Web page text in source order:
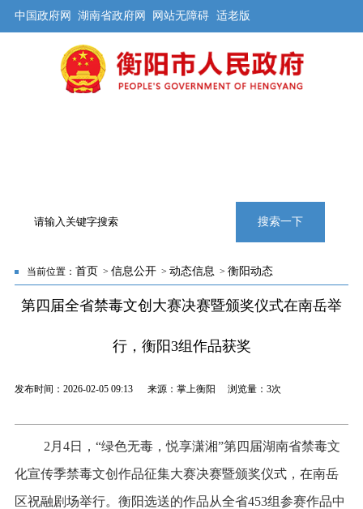
中国政府网 湖南省政府网 网站无障碍 适老版
搜索一下
当前位置： 首页 > 信息公开> 动态信息 > 衡阳动态
第四届全省禁毒文创大赛决赛暨颁奖仪式在南岳举
行，衡阳3组作品获奖
发布时间：2026-02-05 09:13 来源：掌上衡阳 浏览量： 3次
2月4日，“绿色无毒，悦享潇湘”第四届湖南省禁毒文
化宣传季禁毒文创作品征集大赛决赛暨颁奖仪式，在南岳
区祝融剧场举行。衡阳选送的作品从全省453组参赛作品中